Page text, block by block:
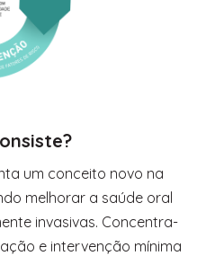
um conceito novo na
melhorar a saúde oral
invasivas. Concentra-
e intervenção mínima